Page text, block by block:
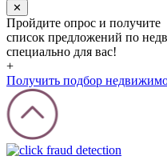
✕
Пройдите опрос и получите
список предложений по
специально для вас!
+
Получить подбор